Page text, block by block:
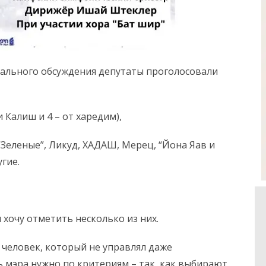
обсуждения депутаты проголосовали
Калиш и 4 – от харедим),
Ликуд, ХАДАШ, Мерец, “Йона Яав и
отметить несколько из них.
который не управлял даже